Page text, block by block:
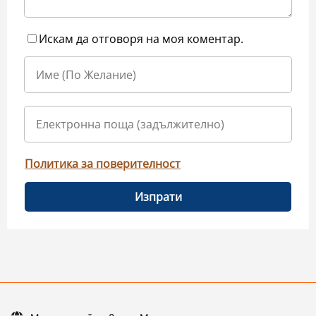
Искам да отговоря на моя коментар.
Политика за поверителност
Изпрати